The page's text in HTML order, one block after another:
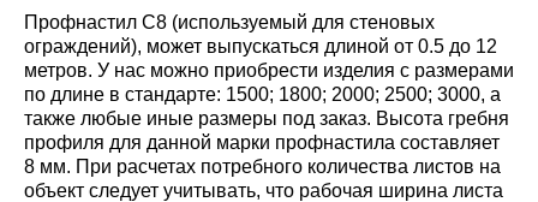
Профнастил С8 (используемый для стеновых
ограждений), может выпускаться длиной от 0.5 до 12
метров. У нас можно приобрести изделия с размерами
по длине в стандарте: 1500; 1800; 2000; 2500; 3000, а
также любые иные размеры под заказ. Высота гребня
профиля для данной марки профнастила составляет
8 мм. При расчетах потребного количества листов на
объект следует учитывать, что рабочая ширина листа